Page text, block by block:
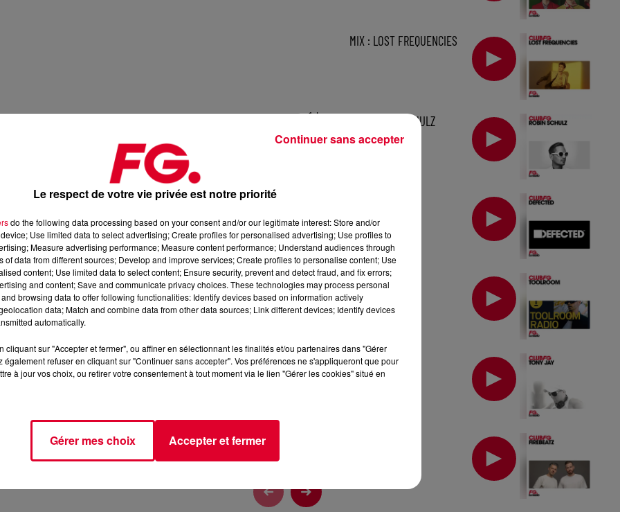
1 h
novembre 2025
, 📱 et sur l’Application FG (IOShttps://urlz.fr/hhZxGoogle
rave et tech-house
MIX : LOST FREQUENCIES
MIX : ROBIN SCHULZ
MIX : TOOLROOM
MIX : TONY JAY
Le respect de votre vie privée est notre priorité
do the following data processing based on your consent and/or our legitimate interest: Store and/or
Use limited data to select advertising; Create profiles for personalised advertising; Use profiles to
Measure advertising performance; Measure content performance; Understand audiences through
of data from different sources; Develop and improve services; Create profiles to personalise content; Use
content; Use limited data to select content; Ensure security, prevent and detect fraud, and fix errors;
and content; Save and communicate privacy choices. These technologies may process personal
browsing data to offer following functionalities: Identify devices based on information actively
data; Match and combine data from other data sources; Link different devices; Identify devices
automatically.
cliquant sur "Accepter et fermer", ou affiner en sélectionnant les finalités et/ou partenaires dans "Gérer
également refuser en cliquant sur "Continuer sans accepter". Vos préférences ne s'appliqueront que pour
à jour vos choix, ou retirer votre consentement à tout moment via le lien "Gérer les cookies" situé en
Gérer mes choix Accepter et fermer
Continuer sans accepter